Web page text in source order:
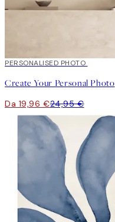
20%*Crea arte
PERSONALISED PHOTO
Create Your Personal Photo
Da 19,96 €24,95 €